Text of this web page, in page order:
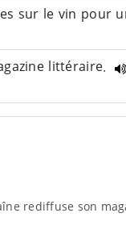
sur le vin pour
littéraire.
rediffuse son